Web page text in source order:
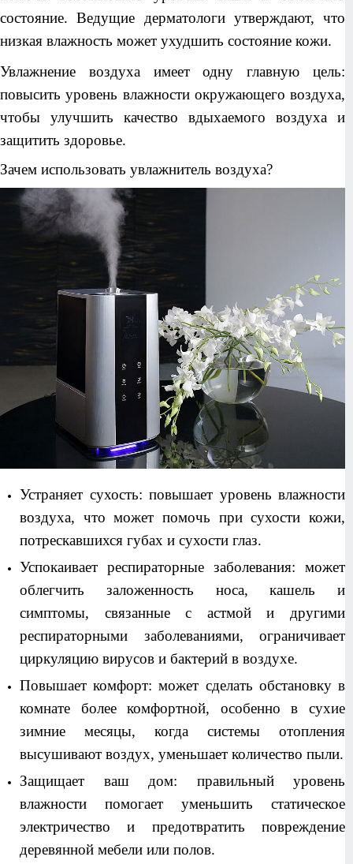
состояние. Ведущие дерматологи утверждают, что
низкая влажность может ухудшить состояние кожи.
Увлажнение воздуха имеет одну главную цель:
повысить уровень влажности окружающего воздуха,
чтобы улучшить качество вдыхаемого воздуха и
защитить здоровье.
Зачем использовать увлажнитель воздуха?
Устраняет сухость: повышает уровень влажности
воздуха, что может помочь при сухости кожи,
потрескавшихся губах и сухости глаз.
Успокаивает респираторные заболевания: может
облегчить заложенность носа, кашель и
симптомы, связанные с астмой и другими
респираторными заболеваниями, ограничивает
циркуляцию вирусов и бактерий в воздухе.
Повышает комфорт: может сделать обстановку в
комнате более комфортной, особенно в сухие
зимние месяцы, когда системы отопления
высушивают воздух, уменьшает количество пыли.
Защищает ваш дом: правильный уровень
влажности помогает уменьшить статическое
электричество и предотвратить повреждение
деревянной мебели или полов.